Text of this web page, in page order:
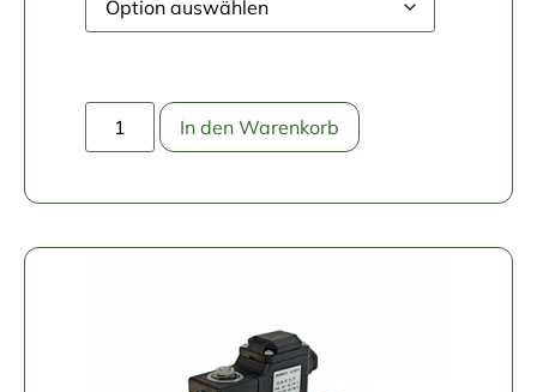
In den Warenkorb